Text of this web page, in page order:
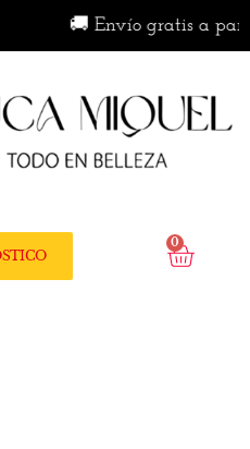
🚚 Envío gratis a
0